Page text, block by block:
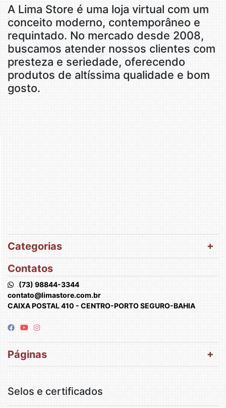
A Lima Store é uma loja virtual com um
conceito moderno, contemporâneo e
requintado. No mercado desde 2008,
buscamos atender nossos clientes com
presteza e seriedade, oferecendo
produtos de altíssima qualidade e bom
gosto.
Categorias
Contatos
(73) 98844-3344
contato@limastore.com.br
CAIXA POSTAL 410 - CENTRO-PORTO SEGURO-BAHIA
Páginas
Selos e certificados